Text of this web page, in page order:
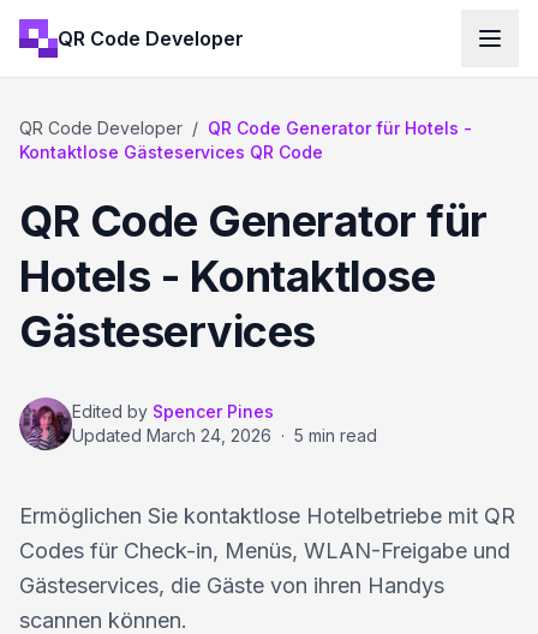
QR Code Developer
QR Code Developer / QR Code Generator für Hotels -
Kontaktlose Gästeservices QR Code
QR Code Generator für
Hotels - Kontaktlose
Gästeservices
Edited by Spencer Pines
Updated March 24, 2026 · 5 min read
Ermöglichen Sie kontaktlose Hotelbetriebe mit QR
Codes für Check-in, Menüs, WLAN-Freigabe und
Gästeservices, die Gäste von ihren Handys
scannen können.